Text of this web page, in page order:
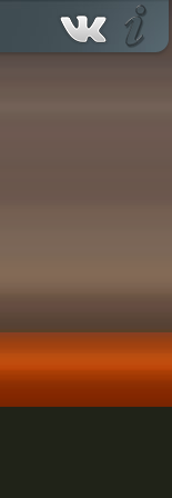
Ми у